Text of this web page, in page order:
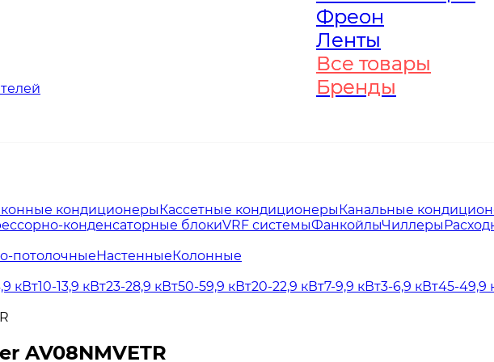
Фреон
Ленты
Все товары
Бренды
кондиционерыКассетные кондиционерыКанальные
конденсаторные блокиVRF системыФанкойлыЧиллеры
потолочныеНастенныеКолонные
кВт10-13,9 кВт23-28,9 кВт50-59,9 кВт20-22,9 кВт7-9,9 кВт3-6,9 кВт45-49,9
AV08NMVETR
Фреон
Ленты
Все товары
Бренды